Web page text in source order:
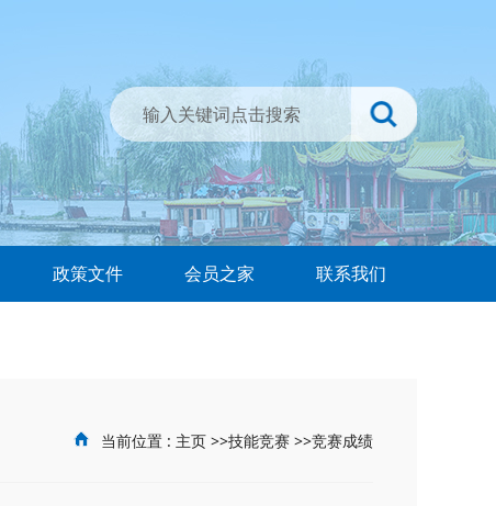
政策文件 会员之家 联系我们
当前位置 : 主页 >>技能竞赛 >>竞赛成绩